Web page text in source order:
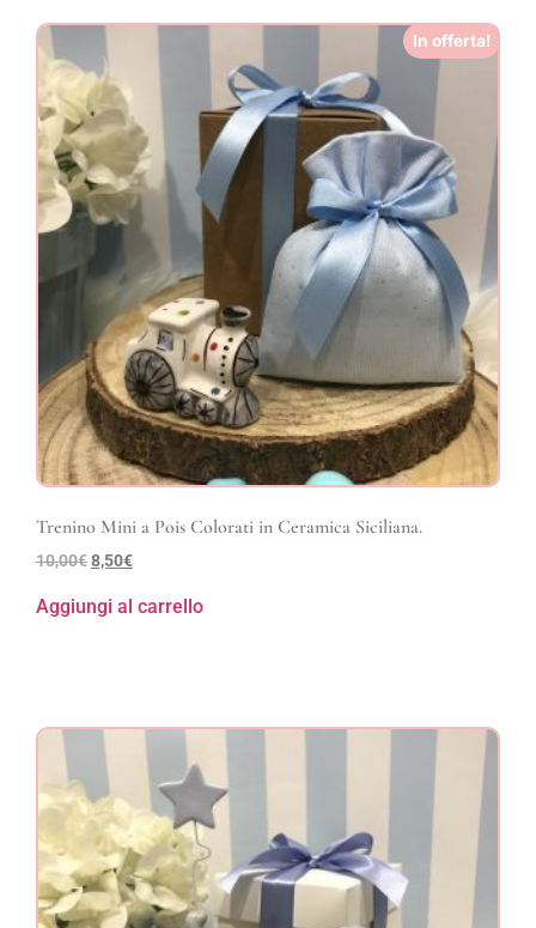
In offerta!
Trenino Mini a Pois Colorati in Ceramica Siciliana.
10,00€8,50€
Aggiungi al carrello